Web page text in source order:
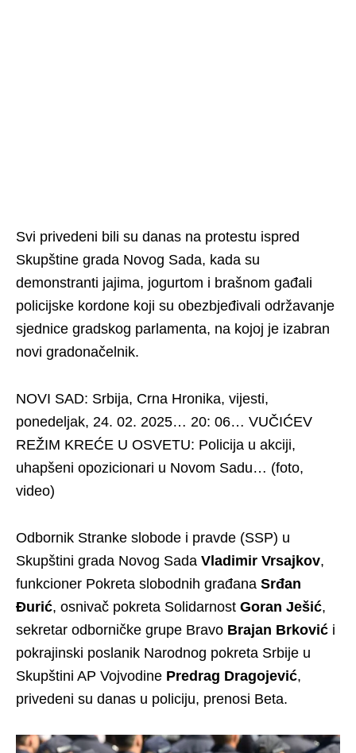
Svi privedeni bili su danas na protestu ispred
Skupštine grada Novog Sada, kada su
demonstranti jajima, jogurtom i brašnom gađali
policijske kordone koji su obezbjeđivali održavanje
sjednice gradskog parlamenta, na kojoj je izabran
novi gradonačelnik.
NOVI SAD: Srbija, Crna Hronika, vijesti,
ponedeljak, 24. 02. 2025… 20: 06… VUČIĆEV
REŽIM KREĆE U OSVETU: Policija u akciji,
uhapšeni opozicionari u Novom Sadu… (foto,
video)
Odbornik Stranke slobode i pravde (SSP) u
Skupštini grada Novog Sada Vladimir Vrsajkov,
funkcioner Pokreta slobodnih građana Srđan
Đurić, osnivač pokreta Solidarnost Goran Ješić,
sekretar odborničke grupe Bravo Brajan Brković i
pokrajinski poslanik Narodnog pokreta Srbije u
Skupštini AP Vojvodine Predrag Dragojević,
privedeni su danas u policiju, prenosi Beta.